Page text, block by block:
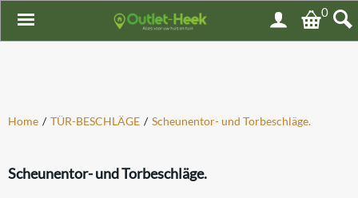
0
Home / TÜR-BESCHLÄGE / Scheunentor- und Torbeschläge.
Scheunentor- und Torbeschläge.